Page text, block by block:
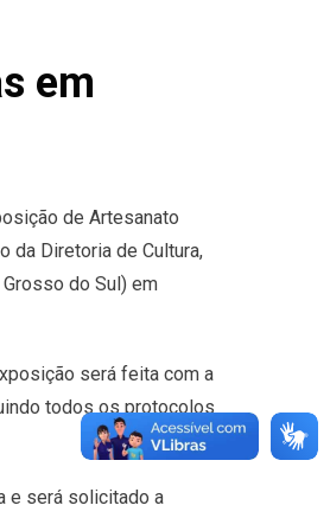
em
de Artesanato
da Diretoria de Cultura,
do Sul) em
será feita com a
todos os protocolos
e será solicitado a